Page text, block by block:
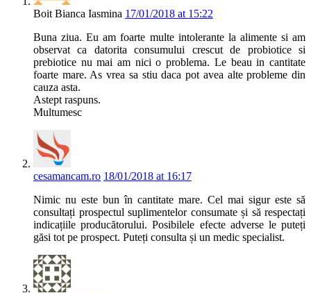
Boit Bianca Iasmina 17/01/2018 at 15:22
Buna ziua. Eu am foarte multe intolerante la alimente si am
observat ca datorita consumului crescut de probiotice si
prebiotice nu mai am nici o problema. Le beau in cantitate
foarte mare. As vrea sa stiu daca pot avea alte probleme din
cauza asta.
Astept raspuns.
Multumesc
cesamancam.ro 18/01/2018 at 16:17
Nimic nu este bun în cantitate mare. Cel mai sigur este să
consultați prospectul suplimentelor consumate și să respectați
indicațiile producătorului. Posibilele efecte adverse le puteți
găsi tot pe prospect. Puteți consulta și un medic specialist.